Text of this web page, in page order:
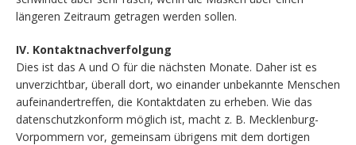
längeren Zeitraum getragen werden sollen.
IV. Kontaktnachverfolgung
Dies ist das A und O für die nächsten Monate. Daher ist es
unverzichtbar, überall dort, wo einander unbekannte Menschen
aufeinandertreffen, die Kontaktdaten zu erheben. Wie das
datenschutzkonform möglich ist, macht z. B. Mecklenburg-
Vorpommern vor, gemeinsam übrigens mit dem dortigen